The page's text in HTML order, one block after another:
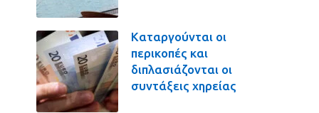
Καταργούνται οι
περικοπές και
διπλασιάζονται οι
συντάξεις χηρείας